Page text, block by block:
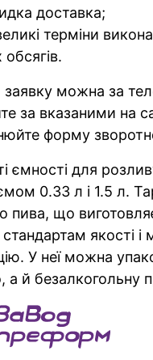
доставка;
терміни
обсягів.
можна за
за вказаними на
форму
ємності для
0.33 л і 1.5 л.
пива, що
стандартам якості і
У неї можна
а й безалкогольну